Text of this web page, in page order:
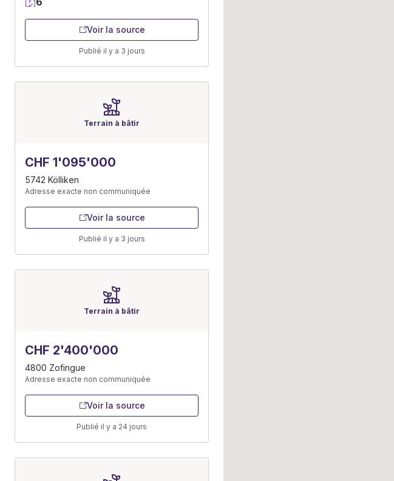
Voir la source
Publié il y a 3 jours
Terrain à bâtir
CHF 1'095'000
5742 Kölliken
Adresse exacte non communiquée
Voir la source
Publié il y a 3 jours
Terrain à bâtir
CHF 2'400'000
4800 Zofingue
Adresse exacte non communiquée
Voir la source
Publié il y a 24 jours